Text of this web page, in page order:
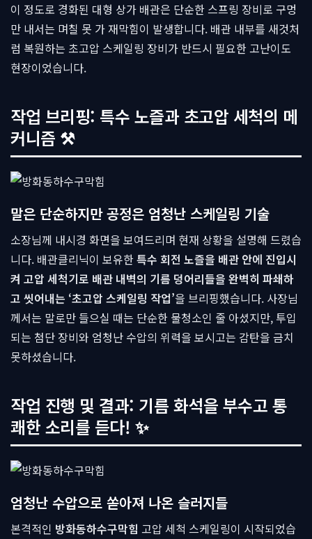
이 정도로 경화된 대형 상가 배관은 단순한 스프링 장비로 구멍
만 내서는 며칠 못 가 재막힘이 발생합니다. 배관 내부를 새것처
럼 복원하는 초고압 스케일링 장비가 반드시 필요한 고난이도
현장이었습니다.
작업 브리핑: 특수 노즐과 초고압 세척의 메
커니즘 ⚒
말은 단순하지만 공정은 엄청난 스케일링 기술
소장님께 내시경 화면을 보여드리며 현재 상황을 설명해 드렸습
니다. 배관클리닉이 보유한특수 회전 노즐을 배관 안에 진입시
켜 고압 세척기로 배관 내벽의 기름 덩어리들을 완벽히 파쇄하
고 씻어내는 ‘초고압 스케일링 작업’을 브리핑했습니다. 사장님
께서는 말로만 들으실 때는 단순한 물청소인 줄 아셨지만, 투입
되는 첨단 장비와 엄청난 수압의 위력을 보시고는 감탄을 금치
못하셨습니다.
작업 진행 및 결과: 기름 화석을 부수고 통
쾌한 소리를 듣다! ✨
엄청난 수압으로 쏟아져 나온 슬러지들
본격적인 방화동하수구막힘 고압 세척 스케일링이 시작되었습